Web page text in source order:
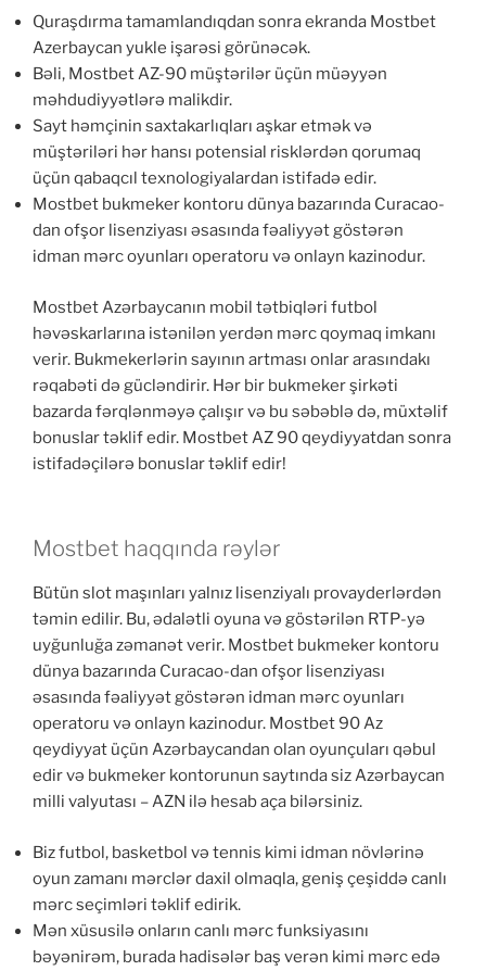
Quraşdırma tamamlandıqdan sonra ekranda Mostbet
Azerbaycan yukle işarəsi görünəcək.
Bəli, Mostbet AZ-90 müştərilər üçün müəyyən
məhdudiyyətlərə malikdir.
Sayt həmçinin saxtakarlıqları aşkar etmək və
müştəriləri hər hansı potensial risklərdən qorumaq
üçün qabaqcıl texnologiyalardan istifadə edir.
Mostbet bukmeker kontoru dünya bazarında Curacao-
dan ofşor lisenziyası əsasında fəaliyyət göstərən
idman mərc oyunları operatoru və onlayn kazinodur.
Mostbet Azərbaycanın mobil tətbiqləri futbol
həvəskarlarına istənilən yerdən mərc qoymaq imkanı
verir. Bukmekerlərin sayının artması onlar arasındakı
rəqabəti də gücləndirir. Hər bir bukmeker şirkəti
bazarda fərqlənməyə çalışır və bu səbəblə də, müxtəlif
bonuslar təklif edir. Mostbet AZ 90 qeydiyyatdan sonra
istifadəçilərə bonuslar təklif edir!
Mostbet haqqında rəylər
Bütün slot maşınları yalnız lisenziyalı provayderlərdən
təmin edilir. Bu, ədalətli oyuna və göstərilən RTP-yə
uyğunluğa zəmanət verir. Mostbet bukmeker kontoru
dünya bazarında Curacao-dan ofşor lisenziyası
əsasında fəaliyyət göstərən idman mərc oyunları
operatoru və onlayn kazinodur. Mostbet 90 Az
qeydiyyat üçün Azərbaycandan olan oyunçuları qəbul
edir və bukmeker kontorunun saytında siz Azərbaycan
milli valyutası – AZN ilə hesab aça bilərsiniz.
Biz futbol, ​​basketbol və tennis kimi idman növlərinə
oyun zamanı mərclər daxil olmaqla, geniş çeşiddə canlı
mərc seçimləri təklif edirik.
Mən xüsusilə onların canlı mərc funksiyasını
bəyənirəm, burada hadisələr baş verən kimi mərc edə